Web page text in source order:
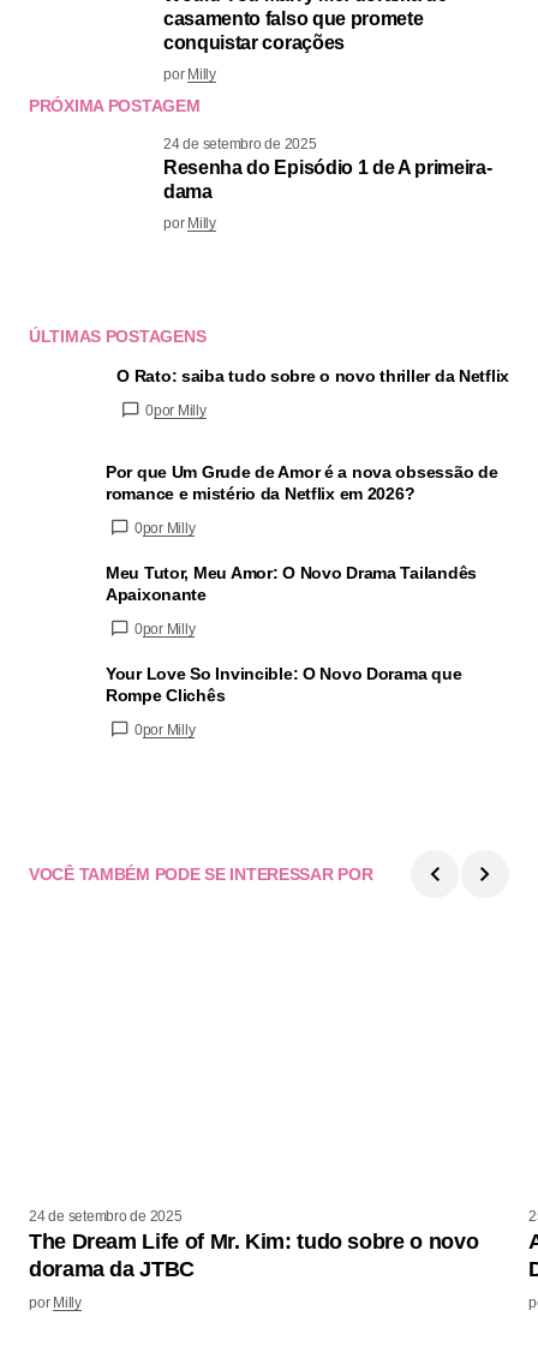
casamento falso que promete
conquistar corações
por Milly
PRÓXIMA POSTAGEM
24 de setembro de 2025
Resenha do Episódio 1 de A primeira-
dama
por Milly
ÚLTIMAS POSTAGENS
O Rato: saiba tudo sobre o novo thriller da Netflix
0por Milly
Por que Um Grude de Amor é a nova obsessão de
romance e mistério da Netflix em 2026?
0por Milly
Meu Tutor, Meu Amor: O Novo Drama Tailandês
Apaixonante
0por Milly
Your Love So Invincible: O Novo Dorama que
Rompe Clichês
0por Milly
VOCÊ TAMBÉM PODE SE INTERESSAR POR
24 de setembro de 2025
The Dream Life of Mr. Kim: tudo sobre o novo
dorama da JTBC
por Milly